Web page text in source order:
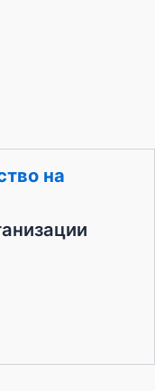
на